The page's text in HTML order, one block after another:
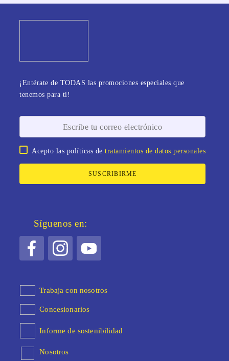
¡Entérate de TODAS las promociones especiales que
tenemos para ti!
Acepto las políticas detratamientos de datos personales
SUSCRIBIRME
Síguenos en:
Trabaja con nosotros
Concesionarios
Informe de sostenibilidad
Nosotros